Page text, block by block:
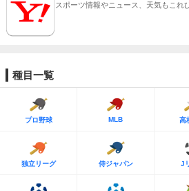
スポーツ情報やニュース、天気もこれ
種目一覧
プロ野球 MLB 高
独立リーグ 侍ジャパン J